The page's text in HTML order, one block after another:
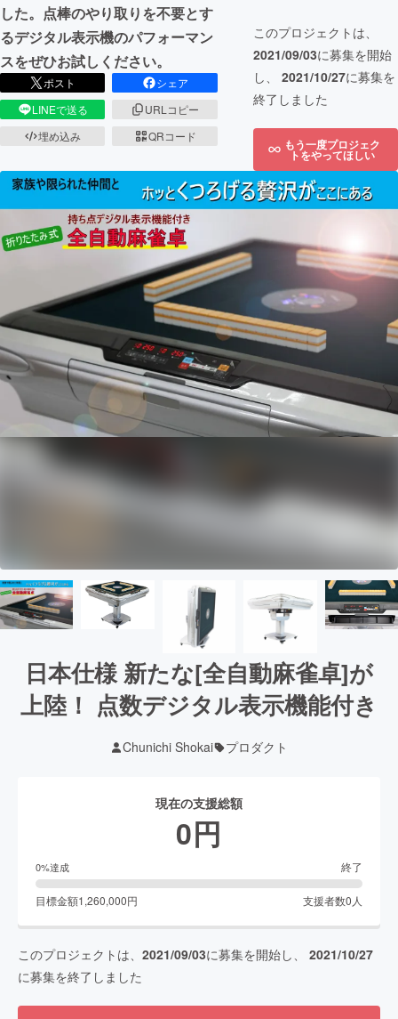
した。点棒のやり取りを不要とす
るデジタル表示機のパフォーマン
スをぜひお試しください。
ポスト
シェア
LINEで送る
URLコピー
埋め込み
QRコード
このプロジェクトは、
2021/09/03に募集を開始
し、 2021/10/27に募集を
終了しました
もう一度プロジェク
トをやってほしい
日本仕様 新たな[全自動麻雀卓]が
上陸！ 点数デジタル表示機能付き
Chunichi Shokai プロダクト
現在の支援総額
0円
0%達成 終了
目標金額1,260,000円 支援者数0 人
このプロジェクトは、 2021/09/03に募集を開始し、 2021/10/27
に募集を終了しました